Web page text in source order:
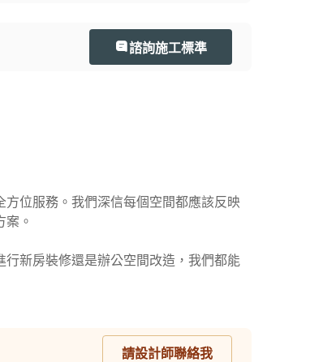
諮詢施工標準
位服務。我們深信每個空間都應該反映
。
新房裝修還是辦公空間改造，我們都能
請設計師聯絡我